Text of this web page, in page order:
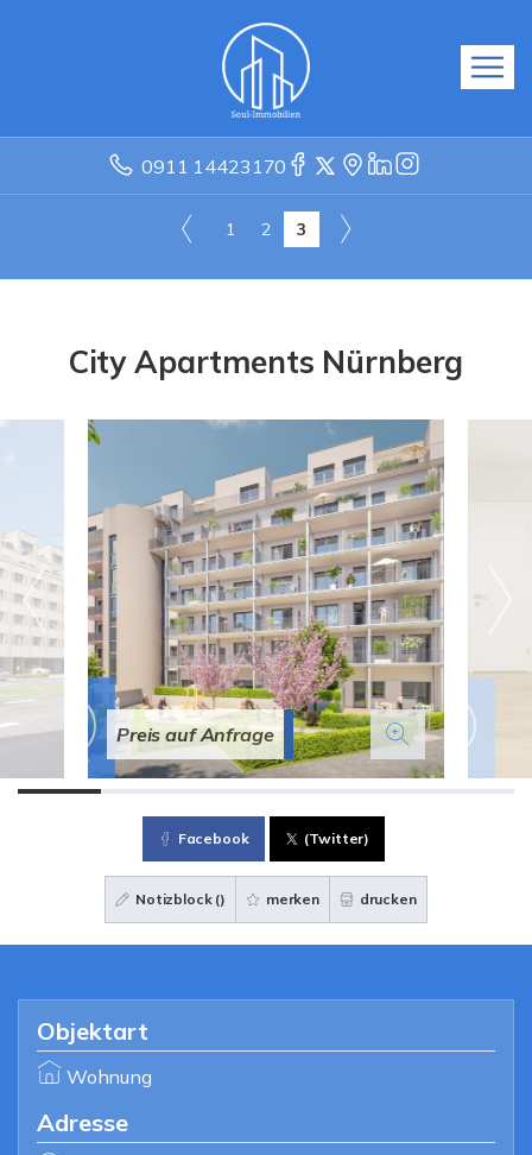
0911 14423170
1 2 3
City Apartments Nürnberg
Preis auf Anfrage
Facebook (Twitter)
Notizblock () merken drucken
Objektart
Wohnung
Adresse